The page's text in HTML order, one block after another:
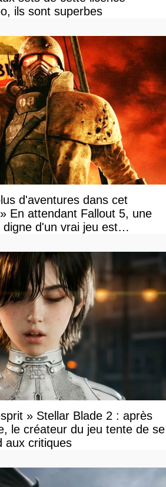
ils sont superbes
d'aventures dans cet
En attendant Fallout 5, une
d'un vrai jeu est
» Stellar Blade 2 : après
le créateur du jeu tente de se
aux critiques